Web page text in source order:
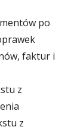
po
faktur i
z
z